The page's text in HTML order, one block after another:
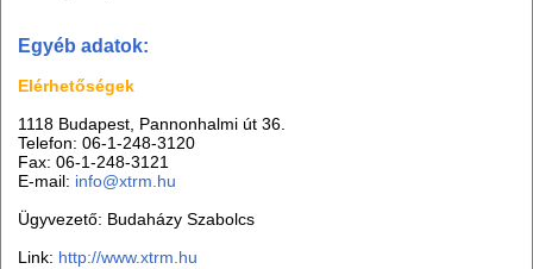
Egyéb adatok:
Elérhetőségek
1118 Budapest, Pannonhalmi út 36.
Telefon: 06-1-248-3120
Fax: 06-1-248-3121
E-mail: info@xtrm.hu
Ügyvezető: Budaházy Szabolcs
Link: http://www.xtrm.hu